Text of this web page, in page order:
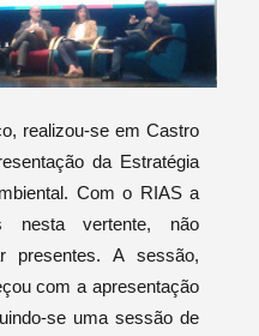
realizou-se em Castro
da Estratégia
Com o RIAS a
nesta vertente, não
presentes. A sessão,
com a apresentação
se uma sessão de